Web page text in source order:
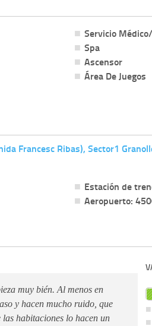
Servicio
Spa
Ascensor
Área De Juegos
Francesc Ribas), Sector1
Estación de
Aeropuerto:
muy bién. Al menos en
y hacen mucho ruido, que
habitaciones lo hacen un